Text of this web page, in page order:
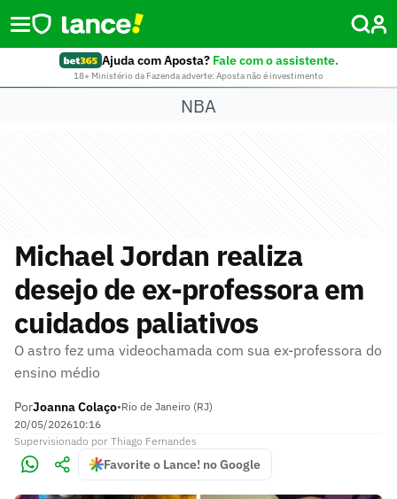
Ajuda com Aposta? Fale com o assistente.
18+ Ministério da Fazenda adverte: Aposta não é investimento
NBA
Michael Jordan realiza
desejo de ex-professora em
cuidados paliativos
O astro fez uma videochamada com sua ex-professora do
ensino médio
PorJoanna Colaço•Rio de Janeiro (RJ)
20/05/202610:16
Supervisionado por Thiago Fernandes
Favorite o Lance! no Google